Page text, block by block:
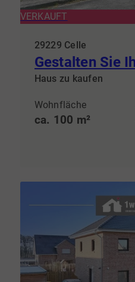
VERKAUFT
29229 Celle
Haus zu kaufen
Wohnfläche
ca. 100 m²